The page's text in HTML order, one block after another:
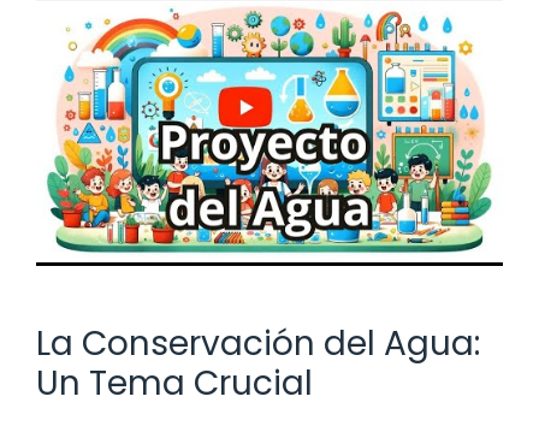
La Conservación del Agua:
Un Tema Crucial